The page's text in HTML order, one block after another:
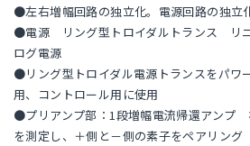
●左右増幅回路の独立化。電源回路の独
●電源 リング型トロイダルトランス リ
ログ電源
●リング型トロイダル電源トランスをパワ
用、コントロール用に使用
●プリアンプ部：1段増幅電流帰還アンプ
を測定し、＋側と－側の素子をペアリン